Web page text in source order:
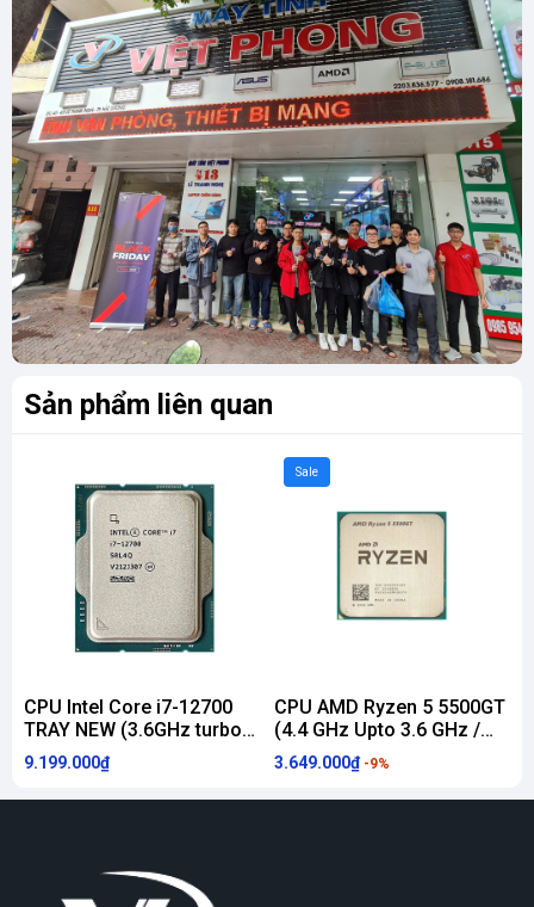
Sản phẩm liên quan
CPU Intel Core i7-12700
TRAY NEW (3.6GHz turbo
Up to 4.9GHz, 12 Nhân 20
Luồng, 25MB Cache, 65W)
- Socket Intel LGA 1700)
9.199.000₫
Sale
CPU AMD Ryzen 5 5500GT
(4.4 GHz Upto 3.6 GHz /
19MB / 6 Cores, 12
Threads / 65W / Socket
AM4) [ TRAY CHÍNH HÃNG
3.649.000₫ -9%